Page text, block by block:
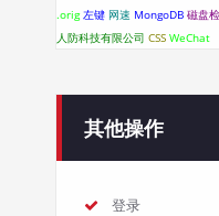
.orig 左键 网速 MongoDB 磁盘
人防科技有限公司 CSS WeChat
其他操作
登录